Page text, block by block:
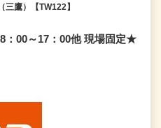
鷹）【TW122】
：00～17：00他 現場固定★